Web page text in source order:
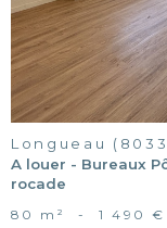
Longueau
A louer - Bureaux
rocade
80 m² - 1 490